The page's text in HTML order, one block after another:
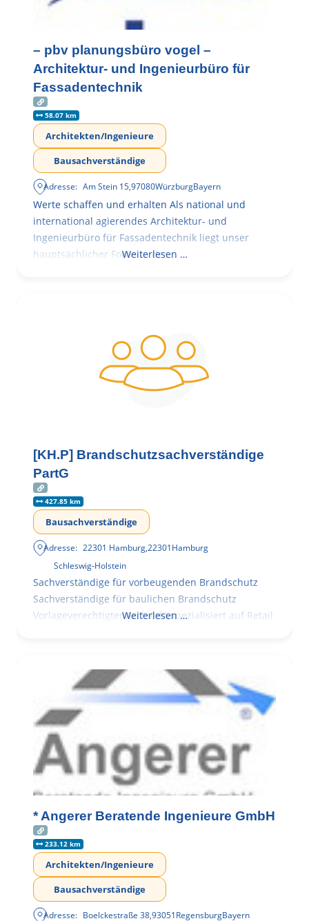
– pbv planungsbüro vogel –
Architektur- und Ingenieurbüro für
Fassadentechnik
58.07 km
Architekten/Ingenieure
Bausachverständige
Adresse: Am Stein 15,97080WürzburgBayern
Werte schaffen und erhalten Als national und
international agierendes Architektur- und
Ingenieurbüro für Fassadentechnik liegt unser
hauptsächlicher Fokus in der
Weiterlesen …
[KH.P] Brandschutzsachverständige
PartG
427.85 km
Bausachverständige
Adresse: 22301 Hamburg,22301Hamburg
Schleswig-Holstein
Sachverständige für vorbeugenden Brandschutz
Sachverständige für baulichen Brandschutz
Vorlageverechtigter Architekt spezialisiert auf Retail
Weiterlesen …
* Angerer Beratende Ingenieure GmbH
233.12 km
Architekten/Ingenieure
Bausachverständige
Adresse: Boelckestraße 38,93051RegensburgBayern